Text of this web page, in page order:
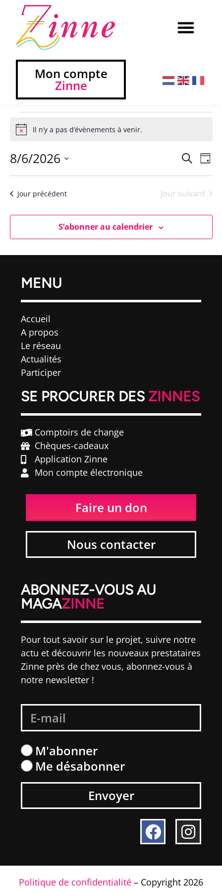
Mon compte
Zinne
NoticeIl n’y a pas d’évènements à venir.
et
de
vues
de
Jour
8/6/2026
date.
Jour précédent Jour suivant
S’abonner au calendrier
MENU
Accueil
A propos
Le réseau
Actualités
Participer
SE PROCURER DES ZINNES
Comptoirs de change
Chèques-cadeaux
Application Zinne
Mon compte électronique
Faire un don
Nous contacter
ABONNEZ-VOUS AU
MAGAZINNE
Pour tout savoir sur le projet, suivre notre
actu et découvrir les nouveaux prestataires
Zinne près de chez vous, abonnez-vous à
notre newsletter !
M'abonner
Me désabonner
Envoyer
Politique de confidentialité – Copyright 2026